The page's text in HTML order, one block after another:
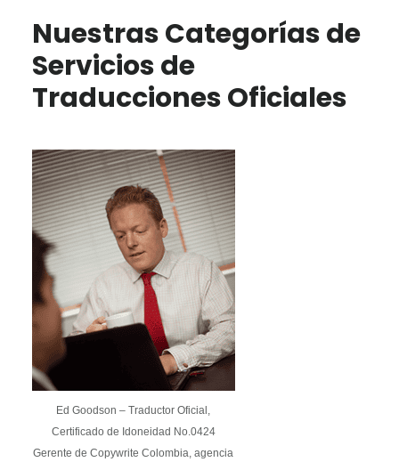
Nuestras Categorías de
Servicios de
Traducciones Oficiales
Ed Goodson – Traductor Oficial,
Certificado de Idoneidad No.0424
Gerente de Copywrite Colombia, agencia